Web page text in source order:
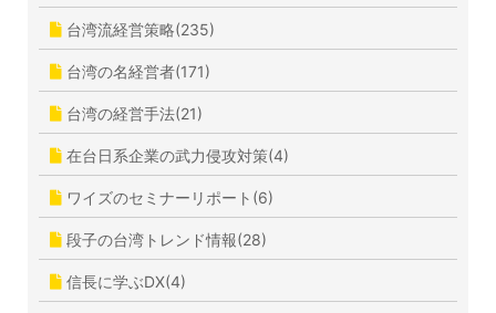
台湾流経営策略(235)
台湾の名経営者(171)
台湾の経営手法(21)
在台日系企業の武力侵攻対策(4)
ワイズのセミナーリポート(6)
段子の台湾トレンド情報(28)
信長に学ぶDX(4)